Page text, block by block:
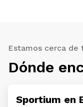
Estamos cerca de
Dónde
Sportium en